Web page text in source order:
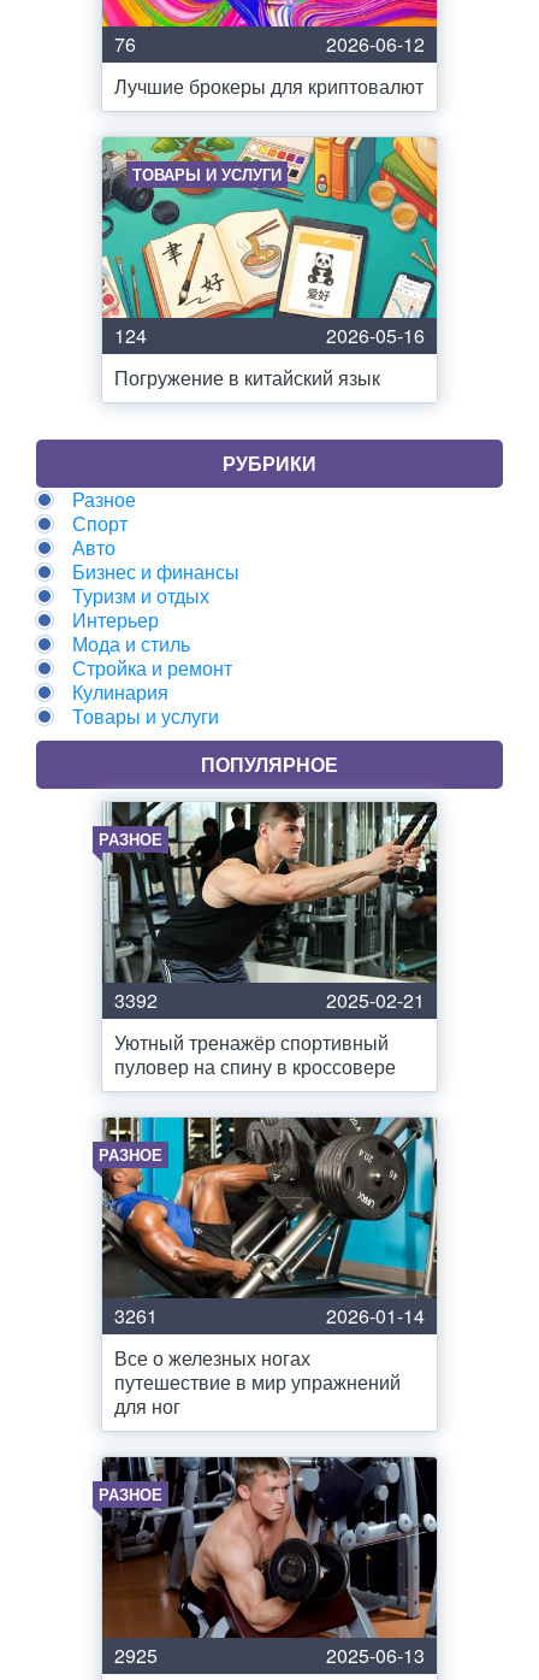
76
2026-06-12
Лучшие брокеры для криптовалют
ТОВАРЫ И УСЛУГИ
124
2026-05-16
Погружение в китайский язык
РУБРИКИ
Разное
Спорт
Авто
Бизнес и финансы
Туризм и отдых
Интерьер
Мода и стиль
Стройка и ремонт
Кулинария
Товары и услуги
ПОПУЛЯРНОЕ
РАЗНОЕ
3392
2025-02-21
Уютный тренажёр спортивный
пуловер на спину в кроссовере
РАЗНОЕ
3261
2026-01-14
Все о железных ногах
путешествие в мир упражнений
для ног
РАЗНОЕ
2925
2025-06-13